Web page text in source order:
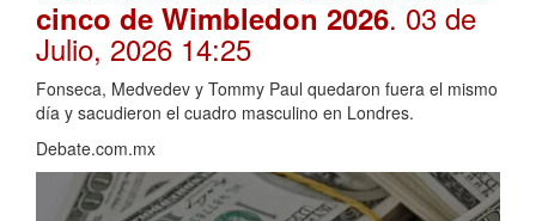
cinco de Wimbledon 2026. 03 de
Julio, 2026 14:25
Fonseca, Medvedev y Tommy Paul quedaron fuera el mismo
día y sacudieron el cuadro masculino en Londres.
Debate.com.mx